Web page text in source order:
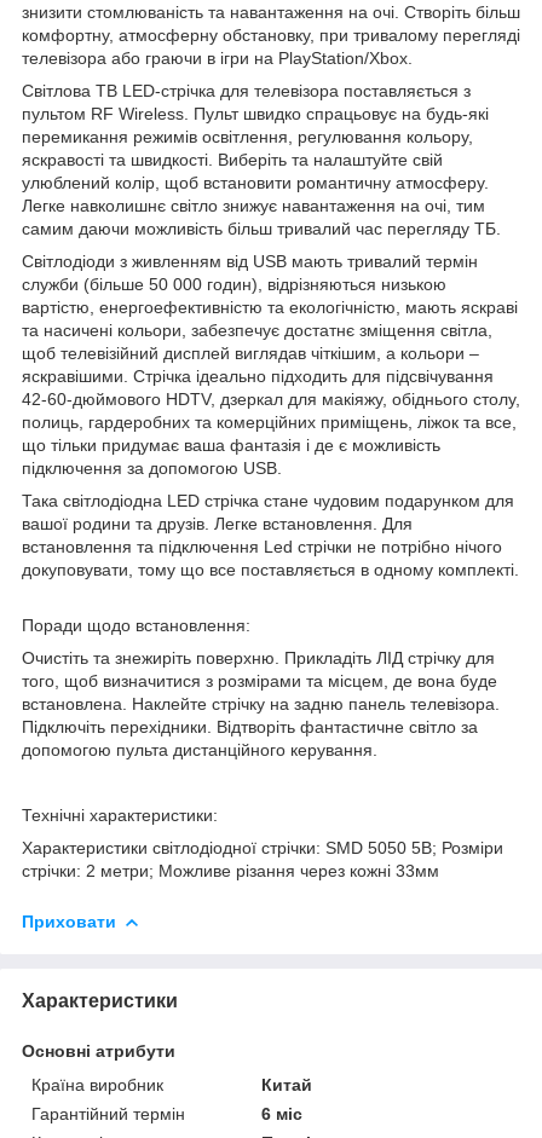
знизити стомлюваність та навантаження на очі. Створіть більш
комфортну, атмосферну обстановку, при тривалому перегляді
телевізора або граючи в ігри на PlayStation/Xbox.
Світлова ТВ LED-стрічка для телевізора поставляється з
пультом RF Wireless. Пульт швидко спрацьовує на будь-які
перемикання режимів освітлення, регулювання кольору,
яскравості та швидкості. Виберіть та налаштуйте свій
улюблений колір, щоб встановити романтичну атмосферу.
Легке навколишнє світло знижує навантаження на очі, тим
самим даючи можливість більш тривалий час перегляду ТБ.
Світлодіоди з живленням від USB мають тривалий термін
служби (більше 50 000 годин), відрізняються низькою
вартістю, енергоефективністю та екологічністю, мають яскраві
та насичені кольори, забезпечує достатнє зміщення світла,
щоб телевізійний дисплей виглядав чіткішим, а кольори –
яскравішими. Стрічка ідеально підходить для підсвічування
42-60-дюймового HDTV, дзеркал для макіяжу, обіднього столу,
полиць, гардеробних та комерційних приміщень, ліжок та все,
що тільки придумає ваша фантазія і де є можливість
підключення за допомогою USB.
Така світлодіодна LED стрічка стане чудовим подарунком для
вашої родини та друзів. Легке встановлення. Для
встановлення та підключення Led стрічки не потрібно нічого
докуповувати, тому що все поставляється в одному комплекті.
Поради щодо встановлення:
Очистіть та знежиріть поверхню. Прикладіть ЛІД стрічку для
того, щоб визначитися з розмірами та місцем, де вона буде
встановлена. Наклейте стрічку на задню панель телевізора.
Підключіть перехідники. Відтворіть фантастичне світло за
допомогою пульта дистанційного керування.
Технічні характеристики:
Характеристики світлодіодної стрічки: SMD 5050 5В; Розміри
стрічки: 2 метри; Можливе різання через кожні 33мм
Приховати
Характеристики
Основні атрибути
Країна виробник
Китай
Гарантійний термін
6 міс